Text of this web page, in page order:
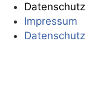
Datenschutz
Impressum
Datenschutz